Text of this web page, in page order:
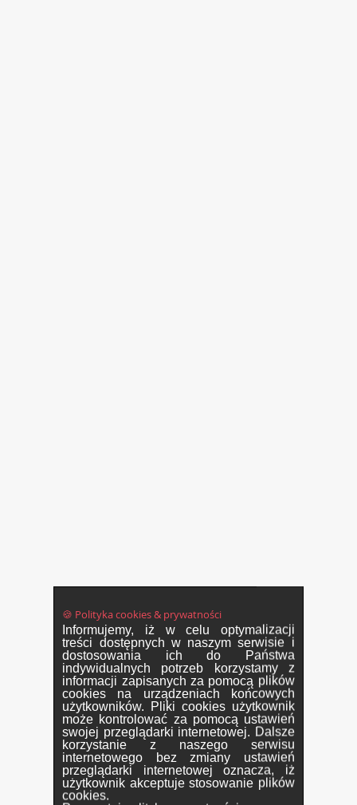
🍪 Polityka cookies & prywatności
Informujemy, iż w celu optymalizacji
treści dostępnych w naszym serwisie i
dostosowania ich do Państwa
indywidualnych potrzeb korzystamy z
informacji zapisanych za pomocą plików
cookies na urządzeniach końcowych
użytkowników. Pliki cookies użytkownik
może kontrolować za pomocą ustawień
swojej przeglądarki internetowej. Dalsze
korzystanie z naszego serwisu
internetowego bez zmiany ustawień
przeglądarki internetowej oznacza, iż
użytkownik akceptuje stosowanie plików
cookies.